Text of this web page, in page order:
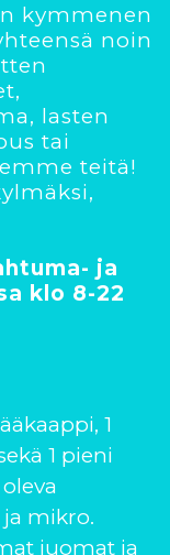
kymmenen
noin
lasten
tai
teitä!
ja
klo 8-22
1
1 pieni
mikro.
juomat ja